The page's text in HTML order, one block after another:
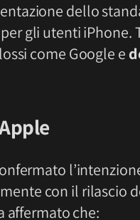
dello
gli utenti iPhone.
come Google e
con il rilascio
affermato che: